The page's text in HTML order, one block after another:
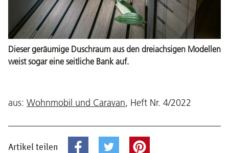
Dieser geräumige Duschraum aus den dreiachsigen Modellen
weist sogar eine seitliche Bank auf.
aus: Wohnmobil und Caravan, Heft Nr. 4/2022
Artikel teilen